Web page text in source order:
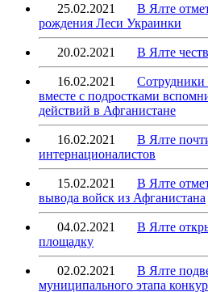
25.02.2021
В Ялте
рождения Леси Украинки
20.02.2021 В Ялте
16.02.2021
Сотрудники
вместе с подростками
действий в Афганистане
16.02.2021
В Ялте
интернационалистов
15.02.2021
В Ялте
вывода войск из Афганистана
04.02.2021
В Ялте
площадку
02.02.2021
В Ялте
муниципального этапа